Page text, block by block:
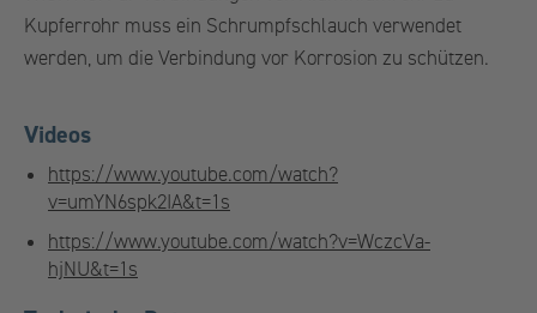
Kupferrohr muss ein Schrumpfschlauch verwendet
werden, um die Verbindung vor Korrosion zu schützen.
Videos
https://www.youtube.com/watch?
v=umYN6spk2IA&t=1s
https://www.youtube.com/watch?v=WczcVa-
hjNU&t=1s